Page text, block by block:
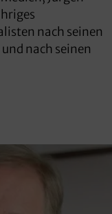
nach seinen
nach seinen